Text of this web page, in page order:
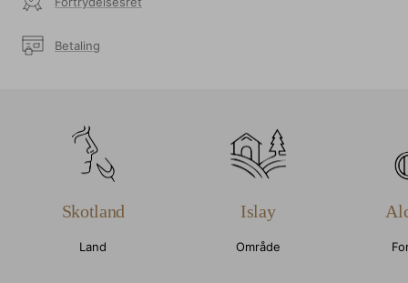
Betaling
Skotland
Land
Islay
Område